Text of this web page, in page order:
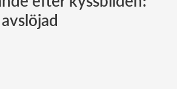
Norska kungahuset